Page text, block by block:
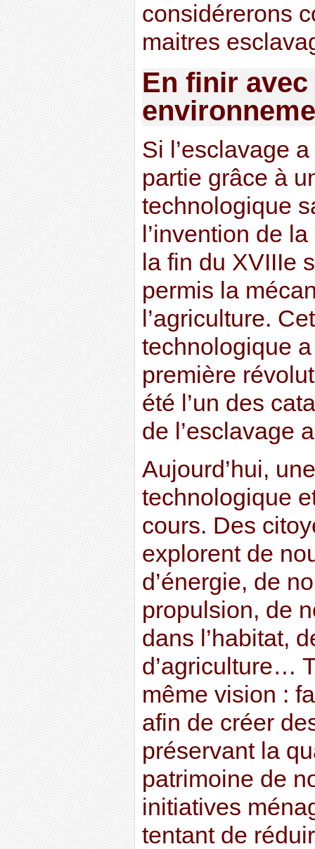
considérerons
maitres
En finir avec
Si l’esclavage
partie grâce à
technologique
l’invention de
la fin du XVIIIe
permis la
l’agriculture.
technologique
première
été l’un des
de l’esclavage
Aujourd’hui,
technologique
cours. Des
explorent de
d’énergie, de
propulsion, de
dans l’habitat,
d’agriculture…
même vision :
afin de créer
préservant la
patrimoine de
initiatives
tentant de